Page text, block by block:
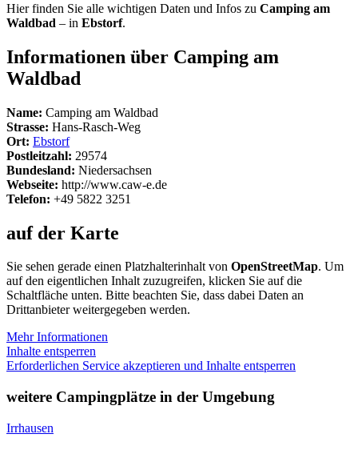
Hier finden Sie alle wichtigen Daten und Infos zu Camping am
Waldbad – in Ebstorf.
Informationen über Camping am
Waldbad
Name: Camping am Waldbad
Strasse: Hans-Rasch-Weg
Ort: Ebstorf
Postleitzahl: 29574
Bundesland: Niedersachsen
Webseite: http://www.caw-e.de
Telefon: +49 5822 3251
auf der Karte
Sie sehen gerade einen Platzhalterinhalt von OpenStreetMap. Um
auf den eigentlichen Inhalt zuzugreifen, klicken Sie auf die
Schaltfläche unten. Bitte beachten Sie, dass dabei Daten an
Drittanbieter weitergegeben werden.
Mehr Informationen
Inhalte entsperren
Erforderlichen Service akzeptieren und Inhalte entsperren
weitere Campingplätze in der Umgebung
Irrhausen